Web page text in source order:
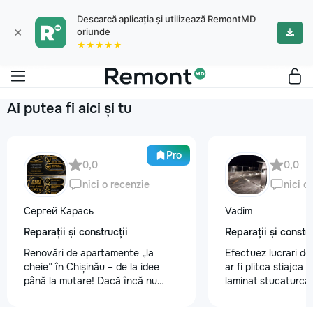
×
Descarcă aplicația și utilizează RemontMD
oriunde
★★★★★
Ai putea fi aici și tu
Pro
0,0
nici o recenzie
Сергей Карась
Reparații și construcții
Renovări de apartamente „la
cheie” în Chișinău – de la idee
până la mutare! Dacă încă nu
0,0
nici o
Vadim
Reparații și
Efectuez lucrari
ar fi plitca stiajca
laminat